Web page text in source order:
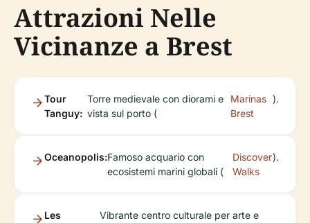
Attrazioni Nelle
Vicinanze a Brest
Tour
Tanguy:
Torre medievale con diorami e
vista sul porto (
Marinas
Brest
).
Oceanopolis:Famoso acquario con
ecosistemi marini globali (
Discover
Walks
).
Les
Vibrante centro culturale per arte e